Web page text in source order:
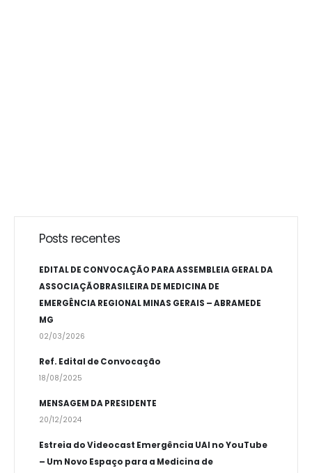
Posts recentes
EDITAL DE CONVOCAÇÃO PARA ASSEMBLEIA GERAL DA
ASSOCIAÇÃOBRASILEIRA DE MEDICINA DE
EMERGÊNCIA REGIONAL MINAS GERAIS – ABRAMEDE
MG
02/03/2026
Ref. Edital de Convocação
18/08/2025
MENSAGEM DA PRESIDENTE
20/12/2024
Estreia do Videocast Emergência UAI no YouTube
– Um Novo Espaço para a Medicina de